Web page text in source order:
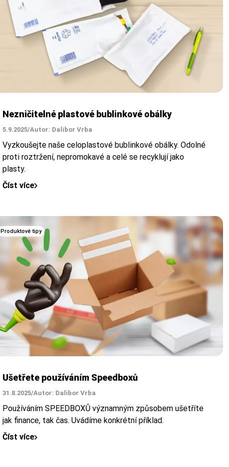
Nezničitelné plastové bublinkové obálky
5.9.2025/Autor: Dalibor Vrba
Vyzkoušejte naše celoplastové bublinkové obálky. Odolné
proti roztržení, nepromokavé a celé se recyklují jako
plasty.
Číst více
Produktové tipy
Ušetřete používáním Speedboxů
31.8.2025/Autor: Dalibor Vrba
Používáním SPEEDBOXŮ významným způsobem ušetříte
jak finance, tak čas. Uvádíme konkrétní příklad.
Číst více